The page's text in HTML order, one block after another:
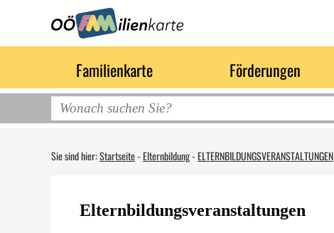
Familienkarte Förderungen
Sie sind hier:Startseite-Elternbildung-ELTERNBILDUNGSVERANSTALTUNGEN
Elternbildungsveranstaltungen